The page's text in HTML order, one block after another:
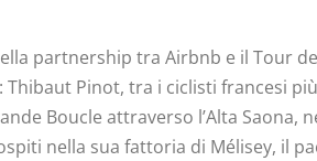
partnership tra Airbnb e il Tour
Thibaut Pinot, tra i ciclisti francesi
Boucle attraverso l’Alta Saona,
nella sua fattoria di Mélisey, il